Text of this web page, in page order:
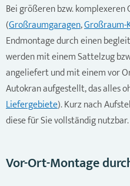
Bei größeren bzw. komplexeren
(Großraumgaragen,
Endmontage durch einen
werden mit einem Sattelzug
angeliefert und mit einem vor
Autokran aufgestellt, das alles
Liefergebiete). Kurz nach
diese für Sie vollständig nutzbar.
Vor-Ort-Montage